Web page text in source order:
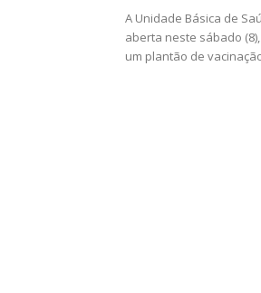
A Unidade Básica de
aberta neste sábado
um plantão de